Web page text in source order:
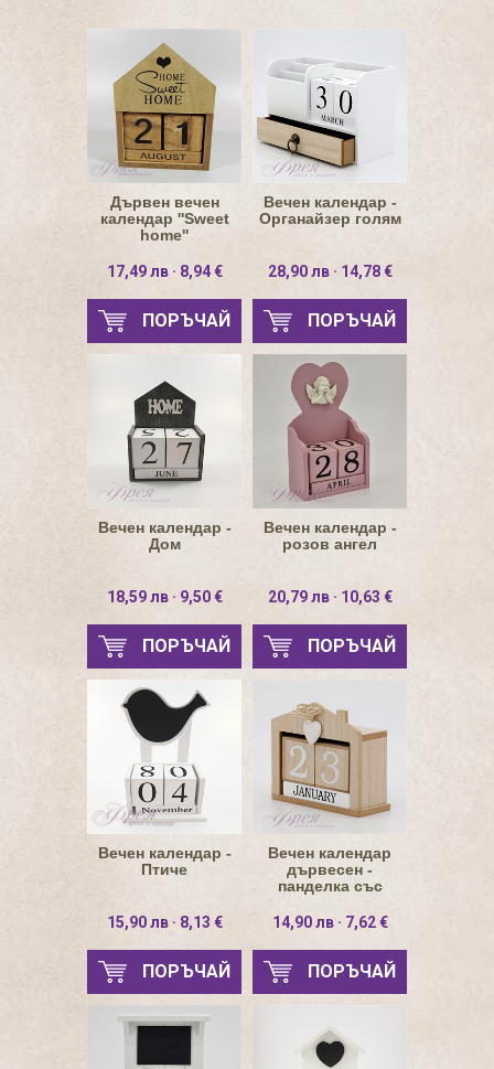
Дървен вечен
календар ''Sweet
home''
17,49 лв · 8,94 €
ПОРЪЧАЙ
Вечен календар -
Органайзер голям
28,90 лв · 14,78 €
ПОРЪЧАЙ
Вечен календар -
Дом
18,59 лв · 9,50 €
ПОРЪЧАЙ
Вечен календар -
розов ангел
20,79 лв · 10,63 €
ПОРЪЧАЙ
Вечен календар -
Птиче
15,90 лв · 8,13 €
ПОРЪЧАЙ
Вечен календар
дървесен -
панделка със
14,90 лв · 7,62 €
ПОРЪЧАЙ